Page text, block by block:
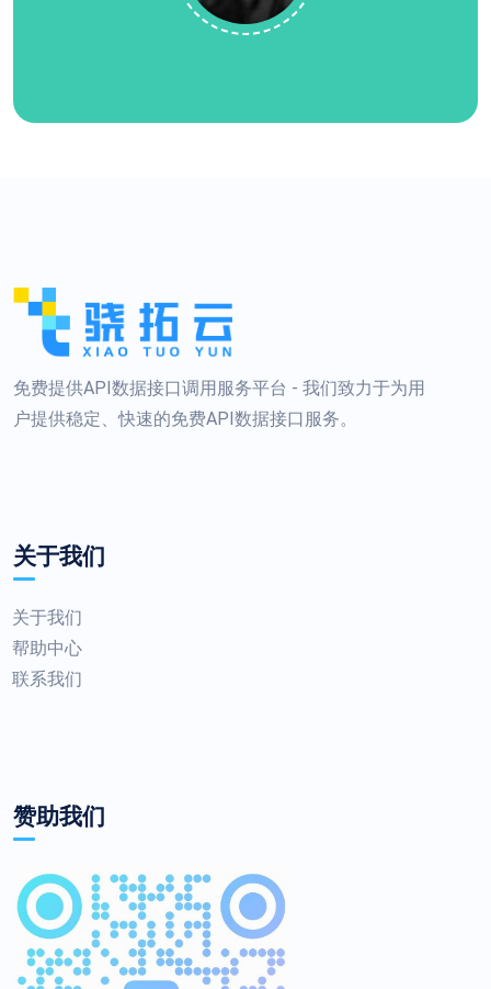
免费提供API数据接口调用服务平台 - 我们致力于为用
户提供稳定、快速的免费API数据接口服务。
关于我们
关于我们
帮助中心
联系我们
赞助我们